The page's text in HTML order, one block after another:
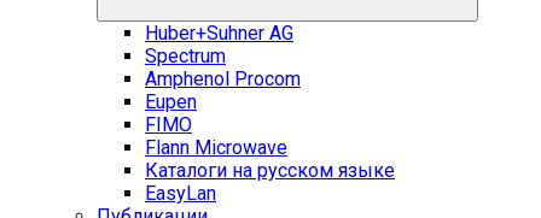
Huber+Suhner AG
Spectrum
Amphenol Procom
Eupen
FIMO
Flann Microwave
Каталоги на русском языке
EasyLan